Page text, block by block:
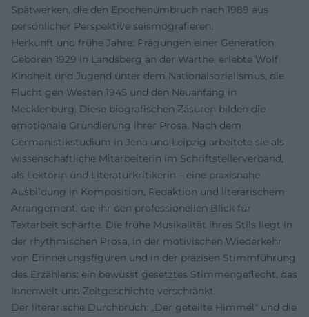
Spätwerken, die den Epochenumbruch nach 1989 aus
persönlicher Perspektive seismografieren.
Herkunft und frühe Jahre: Prägungen einer Generation
Geboren 1929 in Landsberg an der Warthe, erlebte Wolf
Kindheit und Jugend unter dem Nationalsozialismus, die
Flucht gen Westen 1945 und den Neuanfang in
Mecklenburg. Diese biografischen Zäsuren bilden die
emotionale Grundierung ihrer Prosa. Nach dem
Germanistikstudium in Jena und Leipzig arbeitete sie als
wissenschaftliche Mitarbeiterin im Schriftstellerverband,
als Lektorin und Literaturkritikerin – eine praxisnahe
Ausbildung in Komposition, Redaktion und literarischem
Arrangement, die ihr den professionellen Blick für
Textarbeit schärfte. Die frühe Musikalität ihres Stils liegt in
der rhythmischen Prosa, in der motivischen Wiederkehr
von Erinnerungsfiguren und in der präzisen Stimmführung
des Erzählens: ein bewusst gesetztes Stimmengeflecht, das
Innenwelt und Zeitgeschichte verschränkt.
Der literarische Durchbruch: „Der geteilte Himmel“ und die